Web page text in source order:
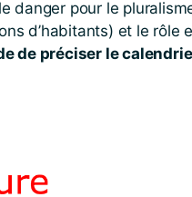
danger pour le
d’habitants) et le rôle
de préciser le